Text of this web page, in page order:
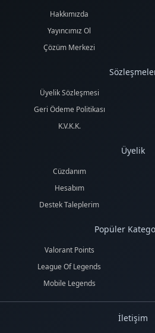
Hakkımızda
Yayıncımız Ol
Çözüm Merkezi
Üyelik Sözleşmesi
Geri Ödeme Politikası
K.V.K.K.
Üyelik
Cüzdanım
Hesabım
Destek Taleplerim
Popüler
Valorant Points
League Of Legends
Mobile Legends
İletişim